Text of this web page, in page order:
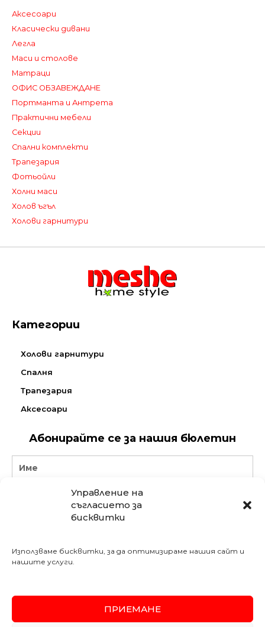
Управление на
съгласието за
бисквитки
Използваме бисквитки, за да оптимизираме нашия сайт и
нашите услуги.
ПРИЕМАНЕ
Аксесоари
Класически дивани
Легла
Маси и столове
Матраци
ОФИС ОБЗАВЕЖДАНЕ
Портманта и Антрета
Практични мебели
Секции
Спални комплекти
Трапезария
Фотьойли
Холни маси
Холов ъгъл
Холови гарнитури
Категории
Холови гарнитури
Спалня
Трапезария
Аксесоари
Абонирайте се за нашия бюлетин
Последвайте ни в социалните мрежи:
Secured